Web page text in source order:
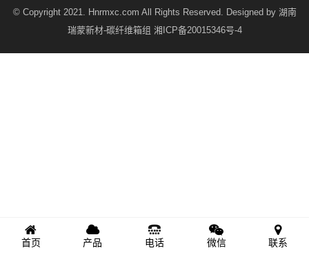
© Copyright 2021. Hnrmxc.com All Rights Reserved. Designed by 湖南
瑞蒙新材-碳纤维箱组 湘ICP备20015346号-4
首页 产品 电话 微信 联系